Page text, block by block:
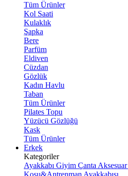
Tüm Ürünler
Kol Saati
Kulaklık
Şapka
Bere
Parfüm
Eldiven
Cüzdan
Gözlük
Kadın Havlu
Taban
Tüm Ürünler
Pilates Topu
Yüzücü Gözlüğü
Kask
Tüm Ürünler
Erkek
Kategoriler
Ayakkabı Giyim Çanta Aksesuar
Koşu&Antrenman Ayakkabısı